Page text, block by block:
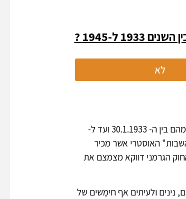
ל-1945 ?
לא
ההוראות החדשות חלות על נרדפי המשטר הנאצי אשר אזרחותם נשללה מהם בין ה- 30.1.1933 ועד ל-
השבות" האוסטרי אשר מכיר
ו/או תושבים שנותרו בשטח אוסטריה עד לשנת 1955 – החוק הגרמני דווקא מצמצם את
נינים ולעיתים אף חימֵשים של